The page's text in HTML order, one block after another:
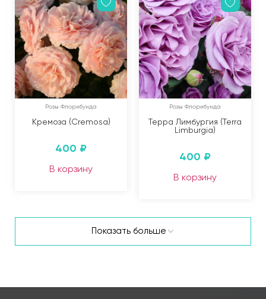
Розы Флорибунда
Кремоза (Cremosa)
400 ₽
В корзину
Розы Флорибунда
Терра Лимбургия (Terra
Limburgia)
400 ₽
В корзину
Показать больше